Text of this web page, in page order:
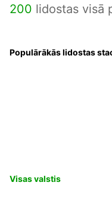
200 lidostas visā
Populārākās lidostas
Visas valstis